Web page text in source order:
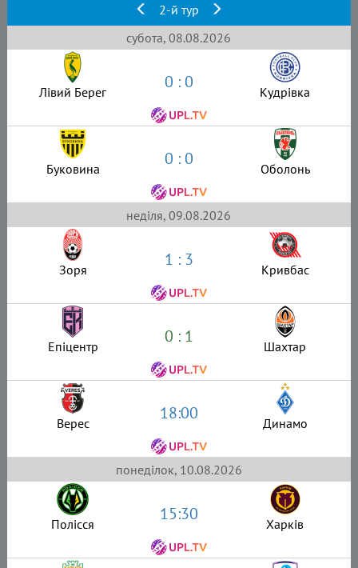
2-й тур
субота, 08.08.2026
Лівий Берег 0 : 0 Кудрівка
Буковина 0 : 0 Оболонь
неділя, 09.08.2026
Зоря 1 : 3 Кривбас
Епіцентр 0 : 1 Шахтар
Верес 18:00 Динамо
понеділок, 10.08.2026
Полісся 15:30 Харків